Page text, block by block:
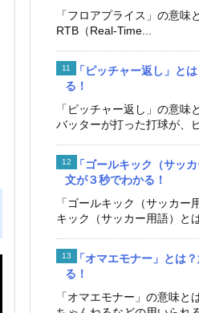
「フロアプライス」の意味
RTB（Real-Time...
「ピッチャー返し」と
る！
「ピッチャー返し」の意味
バッターが打った打球が、
「ゴールキック（サッ
文が３秒でわかる！
「ゴールキック（サッカ
キック（サッカー用語）と
「オマエモナー」とは
る！
「オマエモナー」の意味と